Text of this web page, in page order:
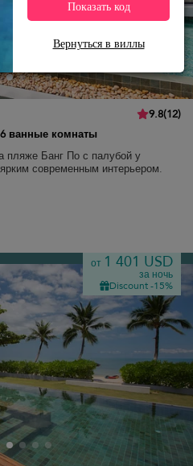
9.8(12)
6 ванные комнаты
пляже Банг По с палубой у
современным интерьером.
от 1 401 USD
за ночь
Discount -15%
Показать код
Вернуться в виллы